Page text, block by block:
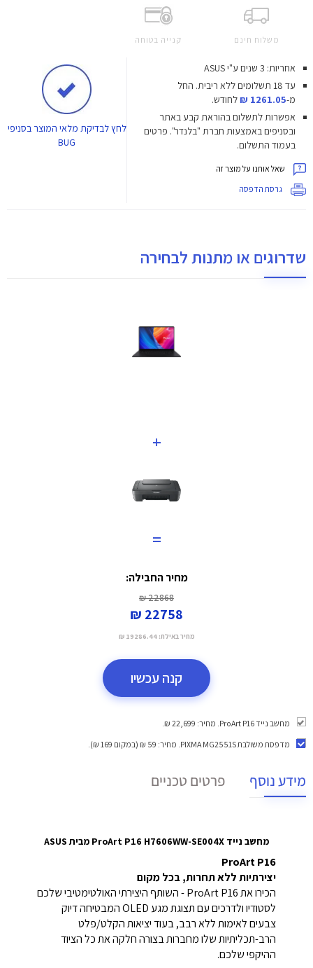
משלוח חינם קנייה בטוחה
אחריות: 3 שנים ע"י ASUS
עד 18 תשלומים ללא ריבית.
החל
מ-1261.05 ₪
לחודש.
אפשרות לתשלום בהוראת קבע באתר
ובסניפים באמצעות חברת "בלנדר". פרטים
בעמוד התשלום.
שאל אותנו על מוצר זה
גרסת הדפסה
לחץלבדיקת מלאי המוצר בסניפי
BUG
שדרוגים או מתנות לבחירה
+
=
מחיר החבילה:
22868 ₪
22758 ₪
מחיר באילת: 19286.44 ₪
קנה עכשיו
מחשב נייד ProArt P16. מחיר: 22,699 ₪.
מדפסת משולבת PIXMA MG2551S
. מחיר: 59 ₪ (במקום 169 ₪).
מידע נוסף פרטים טכניים
מחשב נייד ProArt P16 H7606WW-SE004X מבית ASUS
ProArt P16
יצירתיות ללא תחרות, בכל מקום
הכירו את ProArt P16 - השותף היצירתי האולטימטיבי שלכם
לסטודיו ולדרכים עם תצוגת מגע OLED המבטיחה דיוק
צבעים לאימות ללא רבב, בעוד יציאות הקלט/פלט
הרב-תכליתיות שלו מחברות בצורה חלקה את כל הציוד
ההיקפי שלכם.